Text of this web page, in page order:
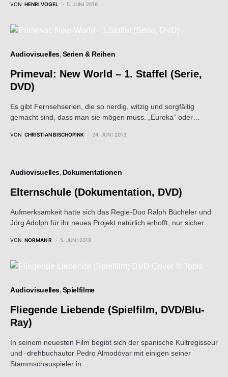
VON HENRI VOGEL 5. JUNI 2016
Audiovisuelles Serien & Reihen
Primeval: New World – 1. Staffel (Serie,
DVD)
Es gibt Fernsehserien, die so nerdig, witzig und sorgfältig
gemacht sind, dass man sie mögen muss. „Eureka“ oder…
VON CHRISTIAN BISCHOPINK 24. JUNI 2013
Audiovisuelles Dokumentationen
Elternschule (Dokumentation, DVD)
Aufmerksamkeit hatte sich das Regie-Duo Ralph Bücheler und
Jörg Adolph für ihr neues Projekt natürlich erhofft, nur sicher…
VON NORMAN R 5. JUNI 2019
Audiovisuelles Spielfilme
Fliegende Liebende (Spielfilm, DVD/Blu-
Ray)
In seinem neuesten Film begibt sich der spanische Kultregisseur
und -drehbuchautor Pedro Almodóvar mit einigen seiner
Stammschauspieler in…